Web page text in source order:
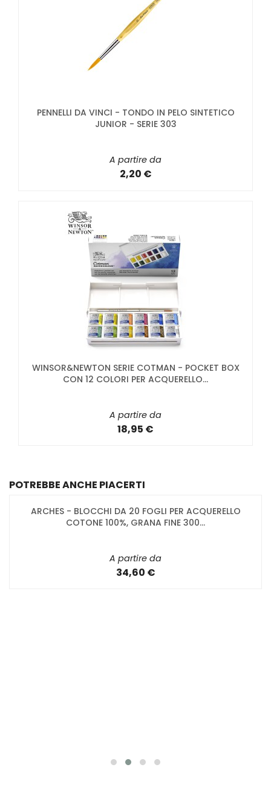
PENNELLI DA VINCI - TONDO IN PELO SINTETICO
JUNIOR - SERIE 303
A partire da
2,20 €
WINSOR&NEWTON SERIE COTMAN - POCKET BOX
CON 12 COLORI PER ACQUERELLO...
A partire da
18,95 €
POTREBBE ANCHE PIACERTI